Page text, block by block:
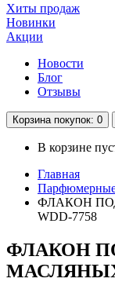
Хиты продаж
Новинки
Акции
Новости
Блог
Отзывы
Корзина покупок: 0
В корзине
Главная
ФЛАКОН
WDD-7758
ФЛАКОН
МАСЛЯНЫХ